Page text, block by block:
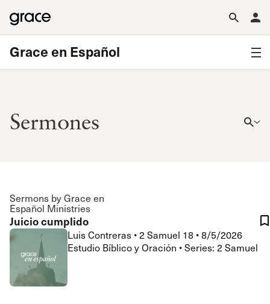
Grace en Español
Sermones
Sermons by Grace en
Español Ministries
Juicio cumplido
Luis Contreras •2 Samuel 18 •8/5/2026
Estudio Bíblico y Oración • Series: 2 Samuel